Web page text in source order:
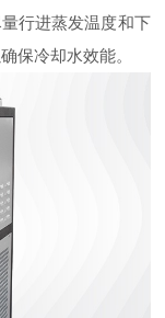
行进蒸发温度和下
保冷却水效能。